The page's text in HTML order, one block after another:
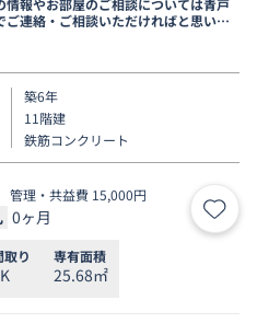
情報やお部屋のご相談については青戸
ご連絡・ご相談いただければと思いま
築6年
11階建
鉄筋コンクリート
管理・共益費 15,000円
0ヶ月 お気
取り 専有面積
25.68㎡